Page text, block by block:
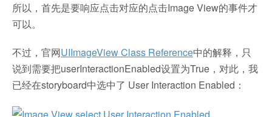
所以，首先是要响应点击对应的点击Image View的事件才
可以。
不过，官网UIImageView Class Reference中的解释，只
说到需要把userInteractionEnabled设置为True，对此，我
已经在storyboard中选中了 User Interaction Enabled：